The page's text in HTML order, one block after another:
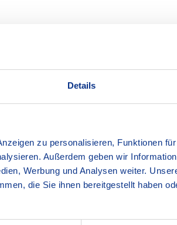
Details
zu personalisieren, Funktionen
Außerdem geben wir
Werbung und Analysen weiter.
die Sie ihnen bereitgestellt haben